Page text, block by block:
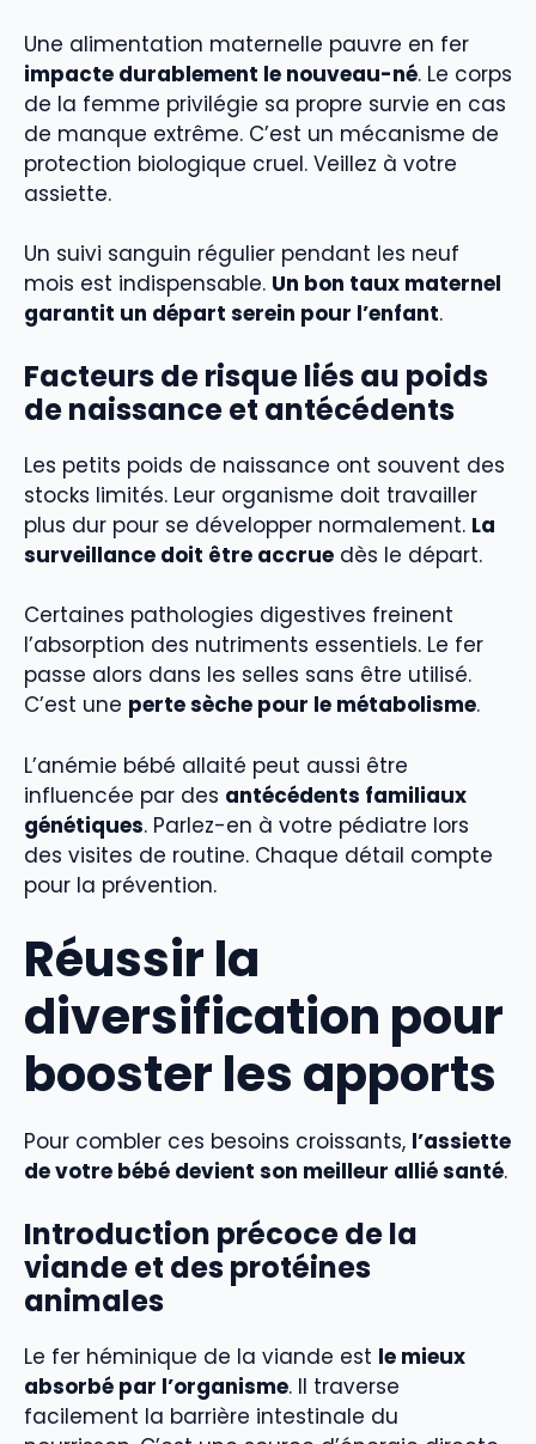
Une alimentation maternelle pauvre en fer
impacte durablement le nouveau-né. Le corps
de la femme privilégie sa propre survie en cas
de manque extrême. C’est un mécanisme de
protection biologique cruel. Veillez à votre
assiette.
Un suivi sanguin régulier pendant les neuf
mois est indispensable. Un bon taux maternel
garantit un départ serein pour l’enfant.
Facteurs de risque liés au poids
de naissance et antécédents
Les petits poids de naissance ont souvent des
stocks limités. Leur organisme doit travailler
plus dur pour se développer normalement. La
surveillance doit être accrue dès le départ.
Certaines pathologies digestives freinent
l’absorption des nutriments essentiels. Le fer
passe alors dans les selles sans être utilisé.
C’est une perte sèche pour le métabolisme.
L’anémie bébé allaité peut aussi être
influencée par des antécédents familiaux
génétiques. Parlez-en à votre pédiatre lors
des visites de routine. Chaque détail compte
pour la prévention.
Réussir la
diversification pour
booster les apports
Pour combler ces besoins croissants, l’assiette
de votre bébé devient son meilleur allié santé.
Introduction précoce de la
viande et des protéines
animales
Le fer héminique de la viande est le mieux
absorbé par l’organisme. Il traverse
facilement la barrière intestinale du